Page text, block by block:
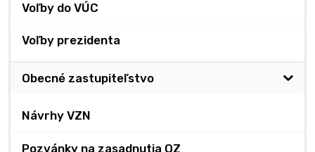
Voľby do VÚC
Voľby prezidenta
Obecné zastupiteľstvo
Návrhy VZN
Pozvánky na zasadnutia OZ